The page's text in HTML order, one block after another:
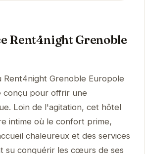
Rent4night Grenoble
Rent4night Grenoble Europole
conçu pour offrir une
Loin de l'agitation, cet hôtel
intime où le confort prime,
chaleureux et des services
su conquérir les cœurs de ses